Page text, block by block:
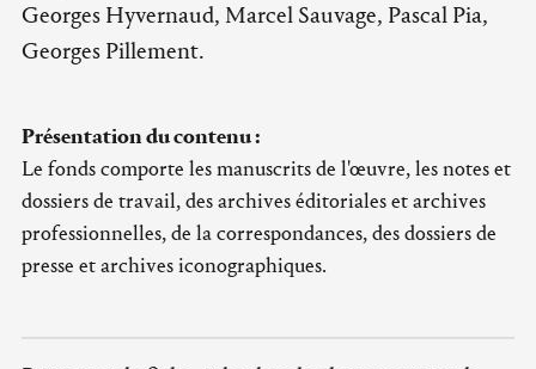
Georges Hyvernaud, Marcel Sauvage, Pascal Pia,
Georges Pillement.
Présentation du contenu :
Le fonds comporte les manuscrits de l'œuvre, les notes et
dossiers de travail, des archives éditoriales et archives
professionnelles, de la correspondances, des dossiers de
presse et archives iconographiques.